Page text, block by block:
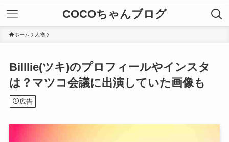
COCOちゃんブログ
ホーム 人物
Billlie(ツキ)のプロフィールやインスタ
は？マツコ会議に出演していた画像も
広告